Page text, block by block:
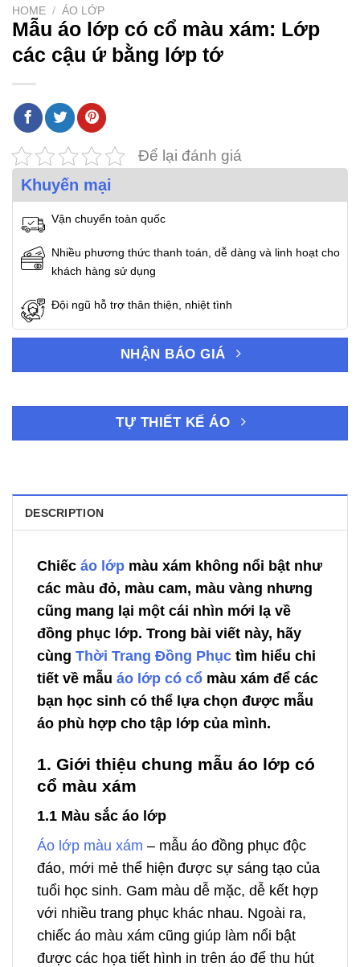
HOME / ÁO LỚP
Mẫu áo lớp có cổ màu xám: Lớp
các cậu ứ bằng lớp tớ
Để lại đánh giá
Khuyến mại
Vận chuyển toàn quốc
Nhiều phương thức thanh toán, dễ dàng và linh hoạt cho
khách hàng sử dụng
Đội ngũ hỗ trợ thân thiện, nhiệt tình
NHẬN BÁO GIÁ
TỰ THIẾT KẾ ÁO
DESCRIPTION
Chiếc áo lớp màu xám không nổi bật như
các màu đỏ, màu cam, màu vàng nhưng
cũng mang lại một cái nhìn mới lạ về
đồng phục lớp. Trong bài viết này, hãy
cùng Thời Trang Đồng Phục tìm hiểu chi
tiết về mẫu áo lớp có cổ màu xám để các
bạn học sinh có thể lựa chọn được mẫu
áo phù hợp cho tập lớp của mình.
1. Giới thiệu chung mẫu áo lớp có
cổ màu xám
1.1 Màu sắc áo lớp
Áo lớp màu xám – mẫu áo đồng phục độc
đáo, mới mẻ thể hiện được sự sáng tạo của
tuổi học sinh. Gam màu dễ mặc, dễ kết hợp
với nhiều trang phục khác nhau. Ngoài ra,
chiếc áo màu xám cũng giúp làm nổi bật
được các họa tiết hình in trên áo để thu hút